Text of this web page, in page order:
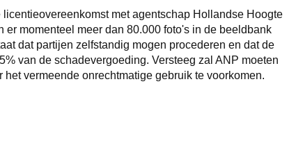
met agentschap Hollandse Hoogte
momenteel meer dan 80.000 foto's in de beeldbank
dat partijen zelfstandig mogen procederen en dat de
van de schadevergoeding. Versteeg zal ANP moeten
vermeende onrechtmatige gebruik te voorkomen.